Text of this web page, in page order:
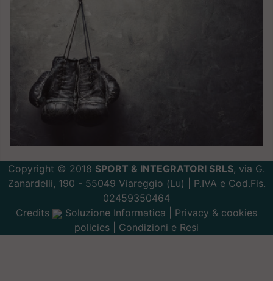
Copyright © 2018 SPORT & INTEGRATORI SRLS, via G.
Zanardelli, 190 - 55049 Viareggio (Lu) | P.IVA e Cod.Fis.
02459350464
Credits
Soluzione Informatica Privacy & cookies
policies | Condizioni e Resi